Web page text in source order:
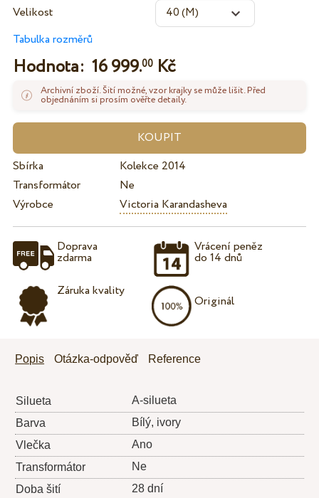
Velikost
Tabulka rozměrů
Hodnota: 16 999.00Kč
Archivní zboží. Šití možné, vzor krajky se může lišit. Před
objednáním si prosím ověřte detaily.
Sbírka
Kolekce 2014
Transformátor
Ne
Výrobce
Victoria Karandasheva
Doprava
zdarma
Záruka kvality
Vrácení peněz
do 14 dnů
Originál
Popis Otázka-odpověď Reference
Silueta
A-silueta
Barva
Bílý, ivory
Vlečka
Ano
Transformátor
Ne
Doba šití
28 dní